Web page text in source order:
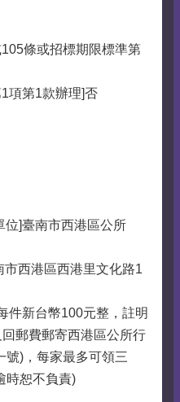
條或招標期限標準第
項第1款辦理]否
位]臺南市西港區公所
市西港區西港里文化路1
件新台幣100元整，註明
郵費郵寄西港區公所行
號)，每家最多可領三
時恕不負責)